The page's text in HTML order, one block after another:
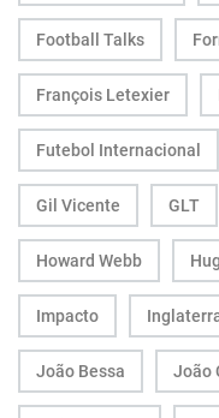
Football Talks
François Letexier
Futebol Internacional
Gil Vicente GLT
Howard Webb
Impacto
João Bessa João